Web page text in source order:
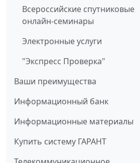
Всероссийские спутниковые
онлайн-семинары
Электронные услуги
"Экспресс Проверка"
Ваши преимущества
Информационный банк
Информационные материалы
Купить систему ГАРАНТ